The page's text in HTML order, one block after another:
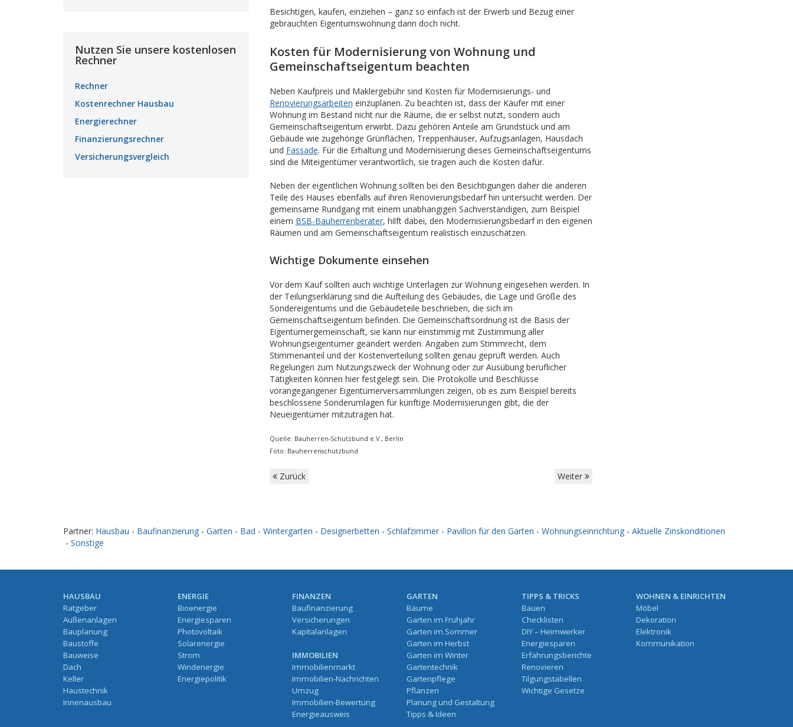
Besichtigen, kaufen, einziehen – ganz so einfach ist der Erwerb und Bezug einer
gebrauchten Eigentumswohnung dann doch nicht.
Kosten für Modernisierung von Wohnung und
Gemeinschaftseigentum beachten
Neben Kaufpreis und Maklergebühr sind Kosten für Modernisierungs- und
Renovierungsarbeiten einzuplanen. Zu beachten ist, dass der Käufer mit einer
Wohnung im Bestand nicht nur die Räume, die er selbst nutzt, sondern auch
Gemeinschaftseigentum erwirbt. Dazu gehören Anteile am Grundstück und am
Gebäude wie zugehörige Grünflächen, Treppenhäuser, Aufzugsanlagen, Hausdach
und Fassade. Für die Erhaltung und Modernisierung dieses Gemeinschaftseigentums
sind die Miteigentümer verantwortlich, sie tragen auch die Kosten dafür.
Neben der eigentlichen Wohnung sollten bei den Besichtigungen daher die anderen
Teile des Hauses ebenfalls auf ihren Renovierungsbedarf hin untersucht werden. Der
gemeinsame Rundgang mit einem unabhängigen Sachverständigen, zum Beispiel
einem BSB-Bauherrenberater, hilft dabei, den Modernisierungsbedarf in den eigenen
Räumen und am Gemeinschaftseigentum realistisch einzuschätzen.
Wichtige Dokumente einsehen
Vor dem Kauf sollten auch wichtige Unterlagen zur Wohnung eingesehen werden. In
der Teilungserklärung sind die Aufteilung des Gebäudes, die Lage und Größe des
Sondereigentums und die Gebäudeteile beschrieben, die sich im
Gemeinschaftseigentum befinden. Die Gemeinschaftsordnung ist die Basis der
Eigentümergemeinschaft, sie kann nur einstimmig mit Zustimmung aller
Wohnungseigentümer geändert werden. Angaben zum Stimmrecht, dem
Stimmenanteil und der Kostenverteilung sollten genau geprüft werden. Auch
Regelungen zum Nutzungszweck der Wohnung oder zur Ausübung beruflicher
Tätigkeiten können hier festgelegt sein. Die Protokolle und Beschlüsse
vorangegangener Eigentümerversammlungen zeigen, ob es zum Beispiel bereits
beschlossene Sonderumlagen für künftige Modernisierungen gibt, die der
Neueigentümer mitzutragen hat.
Quelle: Bauherren-Schutzbund e.V., Berlin
Foto: Bauherrenschutzbund
Zurück Weiter
Nutzen Sie unsere kostenlosen
Rechner
Rechner
Kostenrechner Hausbau
Energierechner
Finanzierungsrechner
Versicherungsvergleich
Partner: Hausbau - Baufinanzierung - Garten - Bad - Wintergarten - Designerbetten - Schlafzimmer - Pavillon für den Garten - Wohnungseinrichtung - Aktuelle Zinskonditionen
- Sonstige
HAUSBAU
Ratgeber
Außenanlagen
Bauplanung
Baustoffe
Bauweise
Dach
Keller
Haustechnik
Innenausbau
ENERGIE
Bioenergie
Energiesparen
Photovoltaik
Solarenergie
Strom
Windenergie
Energiepolitik
FINANZEN
Baufinanzierung
Versicherungen
Kapitalanlagen
IMMOBILIEN
Immobilienmarkt
Immobilien-Nachrichten
Umzug
Immobilien-Bewertung
Energieausweis
GARTEN
Bäume
Garten im Frühjahr
Garten im Sommer
Garten im Herbst
Garten im Winter
Gartentechnik
Gartenpflege
Pflanzen
Planung und Gestaltung
Tipps & Ideen
TIPPS & TRICKS
Bauen
Checklisten
DIY – Heimwerker
Energiesparen
Erfahrungsberichte
Renovieren
Tilgungstabellen
Wichtige Gesetze
WOHNEN & EINRICHTEN
Möbel
Dekoration
Elektronik
Kommunikation